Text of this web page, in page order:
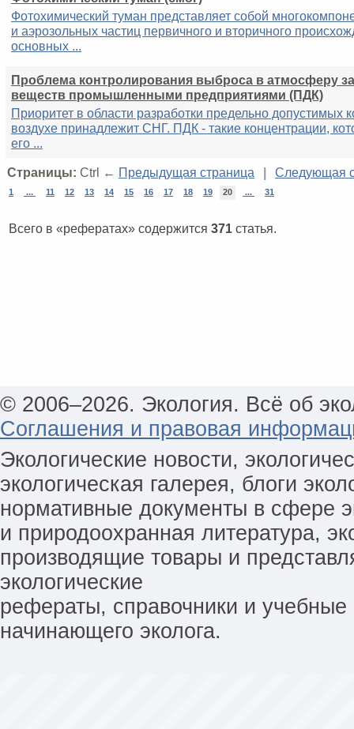
Фотохимический туман представляет собой
и аэрозольных частиц первичного и вторичного
основных ...
Проблема контролирования выброса в атмосферу
веществ промышленными предприятиями (ПДК)
Приоритет в области разработки предельно допустимых
воздухе принадлежит СНГ. ПДК - такие концентрации,
его ...
Страницы: Ctrl ← Предыдущая страница | Следующая
1 ... 11 12 13 14 15 16 17 18 19 20 ... 31
Всего в «рефератах» содержится 371 статья.
© 2006–2026. Экология. Всё об
Соглашения и правовая
Экологические новости,
экологическая галерея, блоги
нормативные документы в сфере
и природоохранная литература,
производящие товары и
экологические
рефераты, справочники и
начинающего эколога.